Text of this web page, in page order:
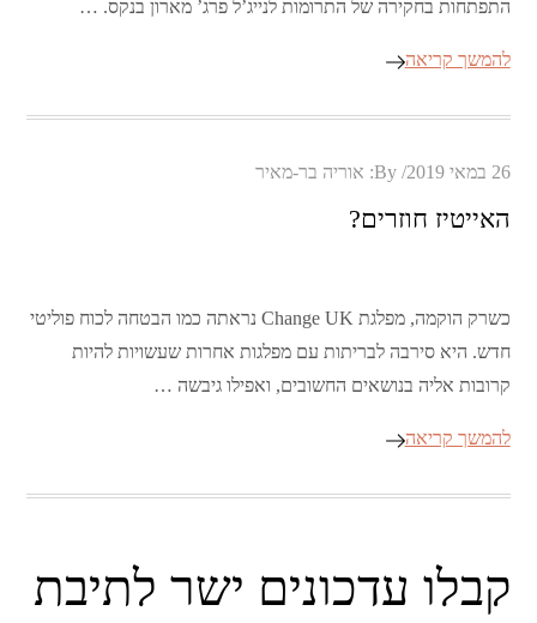
התפתחות בחקירה של התרומות לנייג’ל פרג’ מארון בנקס. …
להמשך קריאה
Posted
26 במאי 2019 By: אוריה בר-מאיר
האייטיז חוזרים?
כשרק הוקמה, מפלגת Change UK נראתה כמו הבטחה לכוח פוליטי
חדש. היא סירבה לבריתות עם מפלגות אחרות שעשויות להיות
קרובות אליה בנושאים החשובים, ואפילו גיבשה …
להמשך קריאה
קבלו עדכונים ישר לתיבת